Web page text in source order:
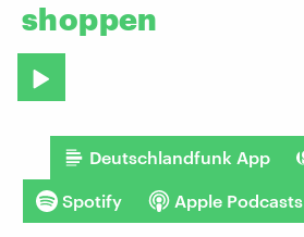
shoppen
Deutschlandfunk App
Spotify Apple Podcasts